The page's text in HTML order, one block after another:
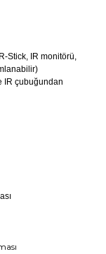
Stick, IR monitörü,
IR çubuğundan